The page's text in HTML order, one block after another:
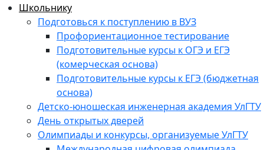
Школьнику
Подготовься к поступлению в ВУЗ
Профориентационное тестирование
Подготовительные курсы к ОГЭ и ЕГЭ
(комерческая основа)
Подготовительные курсы к ЕГЭ (бюджетная
основа)
Детско-юношеская инженерная академия УлГТУ
День открытых дверей
Олимпиады и конкурсы, организуемые УлГТУ